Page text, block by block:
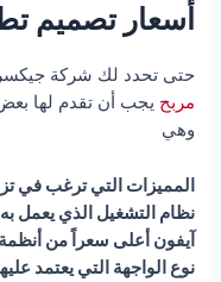
أسعار تصميم
:حتى تحدد لك شركة جيكسر
مربح يجب أن تقدم لها بعض
وهي
.المميزات التي ترغب في
آيفون أعلى سعراً من أنظمة
.نوع الواجهة التي يعتمد